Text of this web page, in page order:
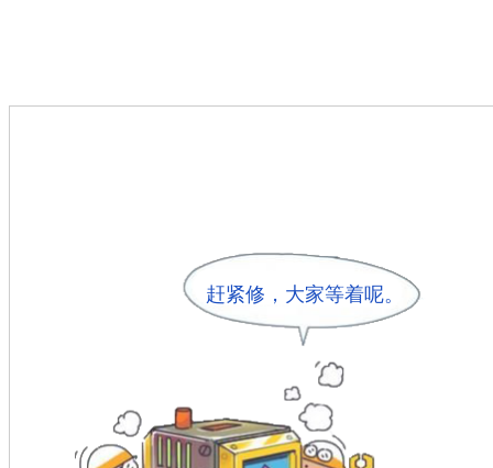
赶紧修，大家等着呢。